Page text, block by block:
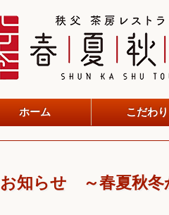
ホーム こだわり
お知らせ ～春夏秋冬